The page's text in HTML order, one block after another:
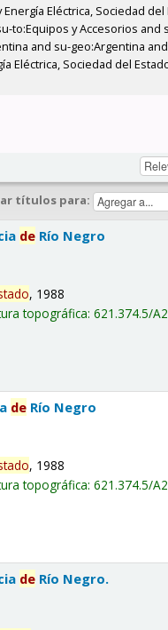
Eléctrica, Sociedad del
to:Equipos y Accesorios
and su-geo:Argentina
Eléctrica, Sociedad del
títulos para:
de Río Negro
, 1988
topográfica:621.374.5/
de Río Negro
, 1988
topográfica:621.374.5/
de Río Negro.